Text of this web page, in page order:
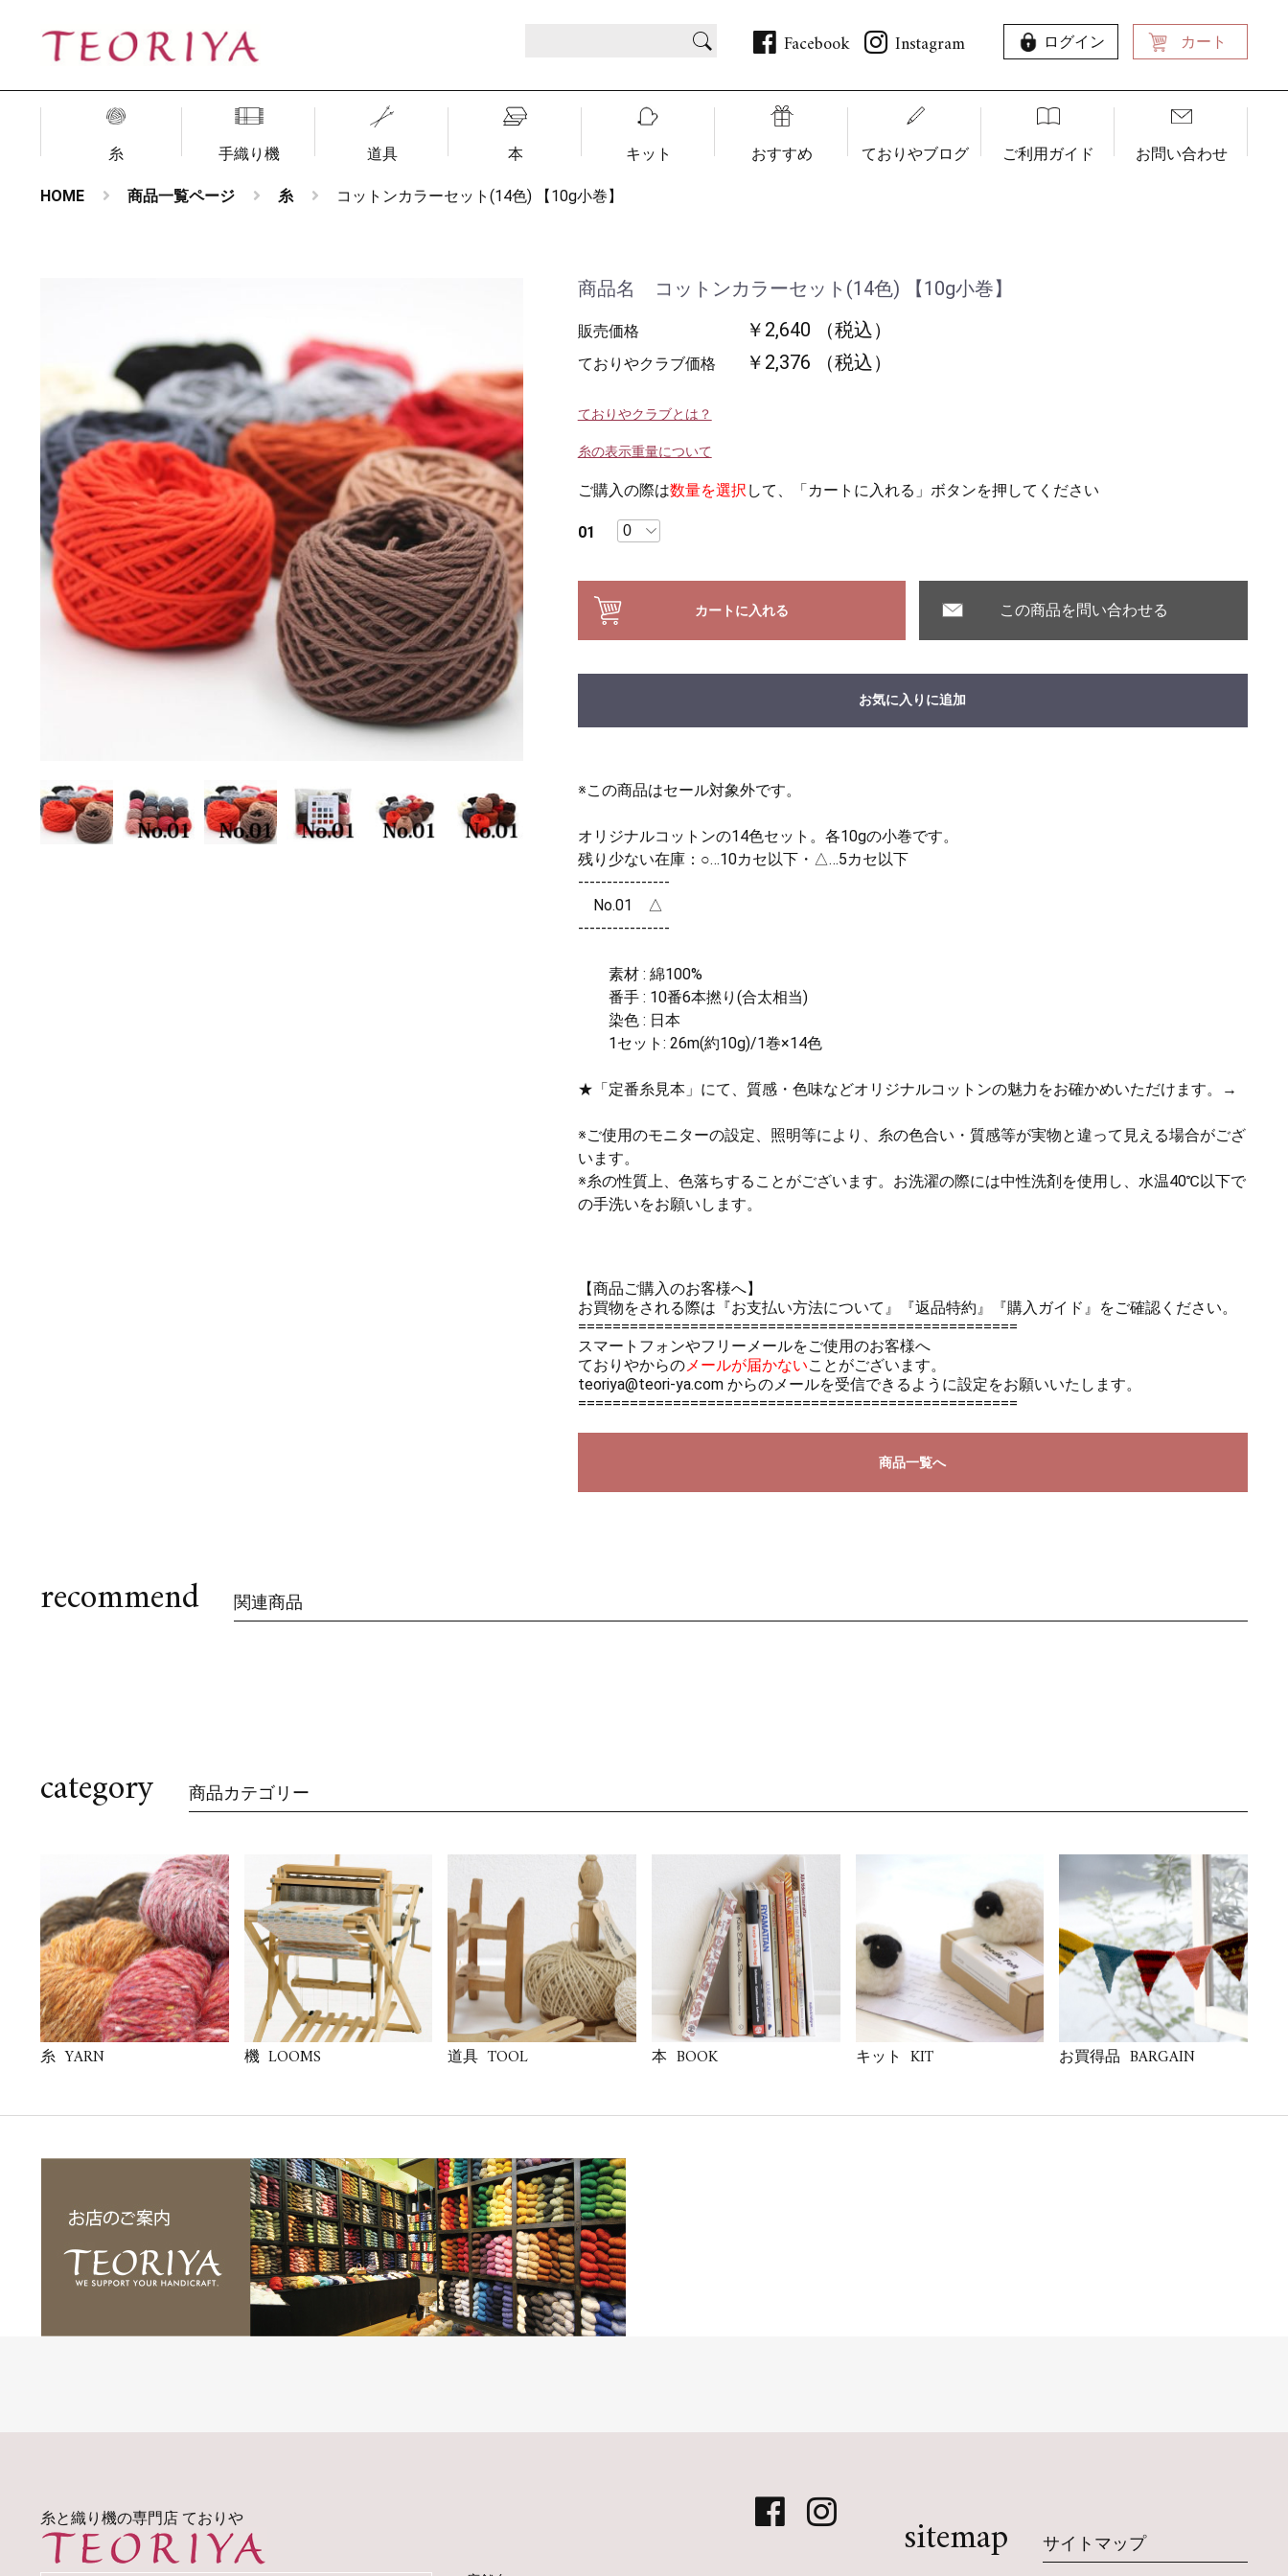
Facebook Instagram ログイン カート
糸 手織り機 道具 本 キット おすすめ ておりやブログ ご利用ガイド お問い合わせ
HOME 商品一覧ページ 糸 コットンカラーセット(14色) 【10g小巻】
商品名 コットンカラーセット(14色) 【10g小巻】
販売価格 ￥2,640 （税込）
ておりやクラブ価格 ￥2,376 （税込）
ておりやクラブとは？
糸の表示重量について
ご購入の際は数量を選択 して、「カートに入れる」ボタンを押してください
01
カートに入れる この商品を問い合わせる
お気に入りに追加
※この商品はセール対象外です。
オリジナルコットンの14色セット。各10gの小巻です。
残り少ない在庫：○…10カセ以下・△…5カセ以下
----------------
No.01 △
----------------
素材 : 綿100%
番手 : 10番6本撚り(合太相当)
染色 : 日本
1セット: 26m(約10g)/1巻×14色
★「定番糸見本」にて、質感・色味などオリジナルコットンの魅力をお確かめいただけます。→
※ご使用のモニターの設定、照明等により、糸の色合い・質感等が実物と違って見える場合がござ
います。
※糸の性質上、色落ちすることがございます。お洗濯の際には中性洗剤を使用し、水温40℃以下で
の手洗いをお願いします。
【商品ご購入のお客様へ】
お買物をされる際は 『お支払い方法について』 『返品特約』 『購入ガイド』 をご確認ください。
===================================================
スマートフォンやフリーメールをご使用のお客様へ
ておりやからのメールが届かないことがございます。
teoriya@teori-ya.com からのメールを受信できるように設定をお願いいたします。
===================================================
商品一覧へ
recommend 関連商品
category 商品カテゴリー
糸 YARN 機 LOOMS 道具 TOOL 本 BOOK キット KIT お買得品 BARGAIN
糸と織り機の専門店 ておりや sitemap サイトマップ